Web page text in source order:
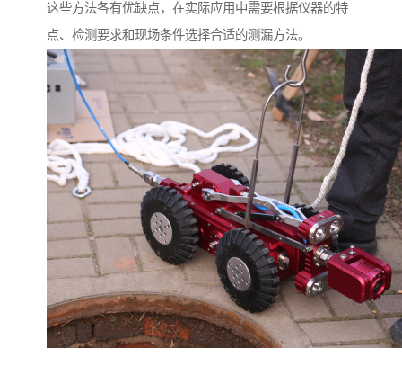
这些方法各有优缺点，在实际应用中需要根据仪器的特
点、检测要求和现场条件选择合适的测漏方法。